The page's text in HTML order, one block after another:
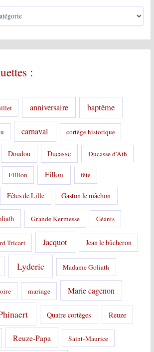
:
anniversaire baptême
carnaval cortège historique
Doudou Ducasse Ducasse d'Ath
Fillion Fillon fête
Fêtes de Lille Gaston le mâchon
Grande Kermesse Géants
Tricart Jacquot Jean le bûcheron
Lyderic Madame Goliath
mariage Marie cagenon
Quatre cortèges Reuze
Reuze-Papa Saint-Maurice